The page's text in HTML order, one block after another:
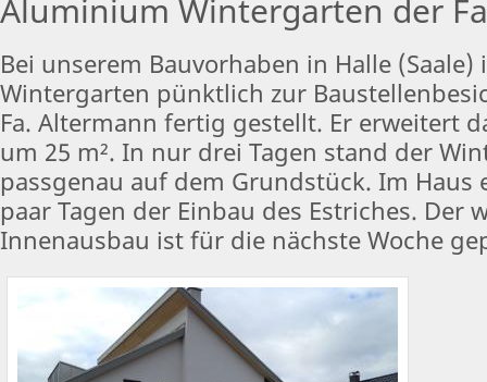
Aluminium Wintergarten der
Bei unserem Bauvorhaben in Halle (Saale)
Wintergarten pünktlich zur
Fa. Altermann fertig gestellt. Er erweitert
um 25 m². In nur drei Tagen stand der
passgenau auf dem Grundstück. Im Haus
paar Tagen der Einbau des Estriches. Der
Innenausbau ist für die nächste Woche